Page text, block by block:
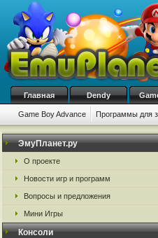
Главная Dendy
Game Boy Advance Программы для
ЭмуПланет.ру
О проекте
Новости игр и программ
Вопросы и предложения
Мини Игры
Консоли